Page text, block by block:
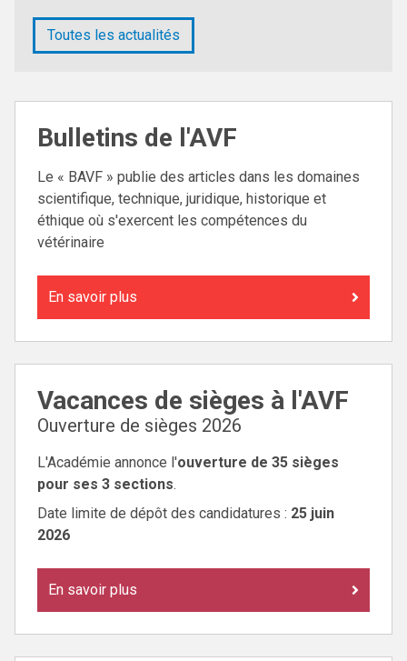
Toutes les actualités
Bulletins de l'AVF
Le « BAVF » publie des articles dans les domaines
scientifique, technique, juridique, historique et
éthique où s'exercent les compétences du
vétérinaire
En savoir plus
Vacances de sièges à l'AVF
Ouverture de sièges 2026
L'Académie annonce l'ouverture de 35 sièges
pour ses 3 sections.
Date limite de dépôt des candidatures : 25 juin
2026
En savoir plus